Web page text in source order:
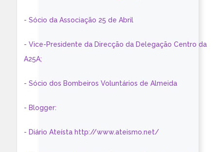
- Sócio da Associação 25 de Abril
- Vice-Presidente da Direcção da Delegação Centro da
A25A;
- Sócio dos Bombeiros Voluntários de Almeida
- Blogger:
- Diário Ateísta http://www.ateismo.net/